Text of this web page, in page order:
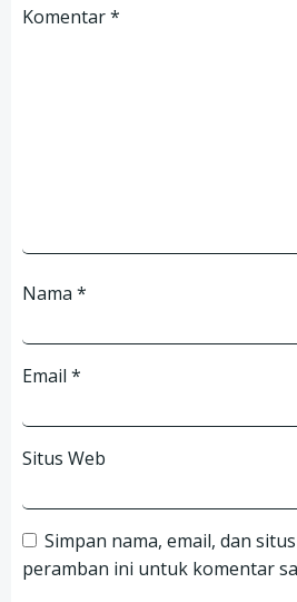
Komentar*
Nama *
Email *
Situs Web
Simpan nama, email, dan
peramban ini untuk komentar